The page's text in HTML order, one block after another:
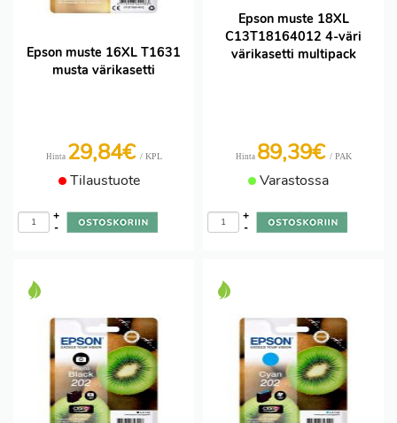
Epson muste 16XL T1631
musta värikasetti
Hinta 29,84€ / KPL
Tilaustuote
-
+
Epson muste 18XL
C13T18164012 4-väri
värikasetti multipack
Hinta 89,39€ / PAK
Varastossa
-
+